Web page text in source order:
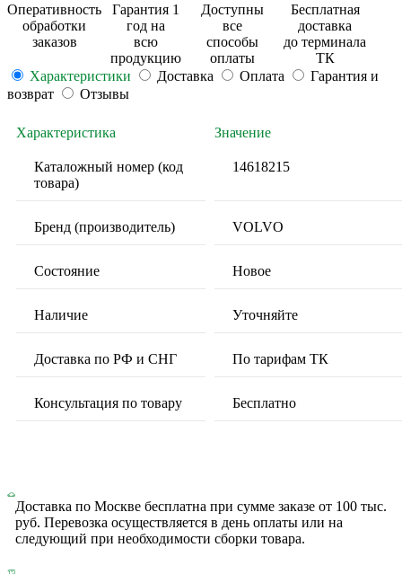
Оперативность
обработки
заказов
Гарантия 1
год на
всю
продукцию
Доступны
все
способы
оплаты
Бесплатная
доставка
до терминала
ТК
Характеристики
Доставка Оплата
Гарантия и
возврат
Отзывы
Характеристика Значение
Каталожный номер (код
товара)
14618215
Бренд (производитель) VOLVO
Состояние Новое
Наличие Уточняйте
Доставка по РФ и СНГ По тарифам ТК
Консультация по товару Бесплатно
Доставка по Москве бесплатна при сумме заказе от 100 тыс.
руб. Перевозка осуществляется в день оплаты или на
следующий при необходимости сборки товара.